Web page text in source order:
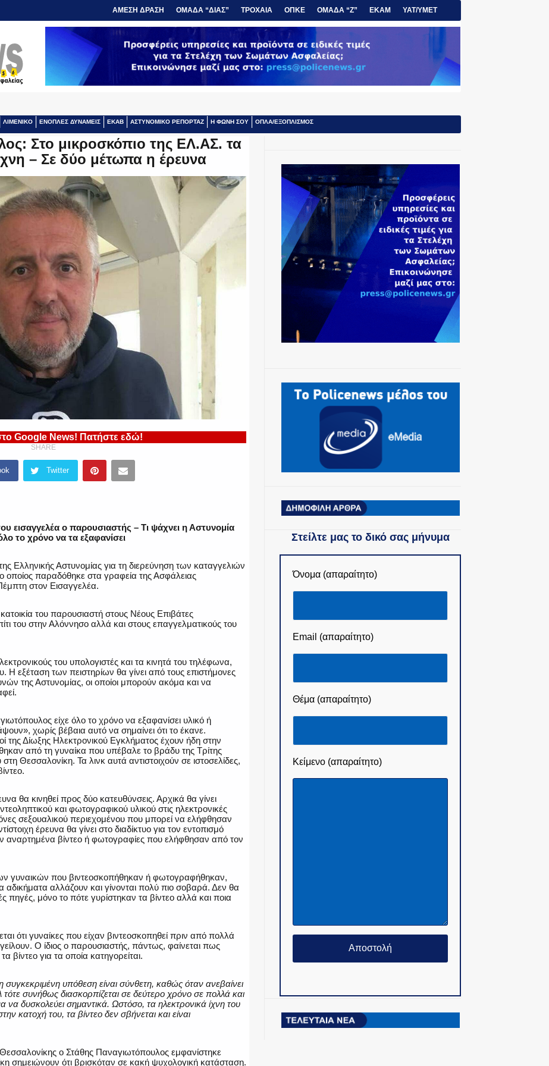
ΑΜΕΣΗ ΔΡΑΣΗ ΟΜΑΔΑ “ΔΙΑΣ” ΤΡΟΧΑΙΑ ΟΠΚΕ ΟΜΑΔΑ “Ζ” ΕΚΑΜ ΥΑΤ/ΥΜΕΤ
ΛΙΜΕΝΙΚΟ ΕΝΟΠΛΕΣ ΔΥΝΑΜΕΙΣ ΕΚΑΒ ΑΣΤΥΝΟΜΙΚΟ ΡΕΠΟΡΤΑΖ Η ΦΩΝΗ ΣΟΥ ΟΠΛΑ/ΕΞΟΠΛΙΣΜΟΣ
Στο μικροσκόπιο της ΕΛ.ΑΣ. τα
– Σε δύο μέτωπα η έρευνα
Google News! Πατήστε εδώ!
SHARE
Twitter
εισαγγελέα ο παρουσιαστής – Τι ψάχνει η Αστυνομία
το χρόνο να τα εξαφανίσει
Ελληνικής Αστυνομίας για τη διερεύνηση των καταγγελιών
παραδόθηκε στα γραφεία της Ασφάλειας
στον Εισαγγελέα.
του παρουσιαστή στους Νέους Επιβάτες
του στην Αλόννησο αλλά και στους επαγγελματικούς του
του υπολογιστές και τα κινητά του τηλέφωνα,
Η εξέταση των πειστηρίων θα γίνει από τους επιστήμονες
της Αστυνομίας, οι οποίοι μπορούν ακόμα και να
είχε όλο το χρόνο να εξαφανίσει υλικό ή
χωρίς βέβαια αυτό να σημαίνει ότι το έκανε.
της Δίωξης Ηλεκτρονικού Εγκλήματος έχουν ήδη στην
από τη γυναίκα που υπέβαλε το βράδυ της Τρίτης
Θεσσαλονίκη. Τα λινκ αυτά αντιστοιχούν σε ιστοσελίδες,
θα κινηθεί προς δύο κατευθύνσεις. Αρχικά θα γίνει
και φωτογραφικού υλικού στις ηλεκτρονικές
σεξουαλικού περιεχομένου που μπορεί να ελήφθησαν
έρευνα θα γίνει στο διαδίκτυο για τον εντοπισμό
αναρτημένα βίντεο ή φωτογραφίες που ελήφθησαν από τον
γυναικών που βιντεοσκοπήθηκαν ή φωτογραφήθηκαν,
αδικήματα αλλάζουν και γίνονται πολύ πιο σοβαρά. Δεν θα
πηγές, μόνο το πότε γυρίστηκαν τα βίντεο αλλά και ποια
ότι γυναίκες που είχαν βιντεοσκοπηθεί πριν από πολλά
Ο ίδιος ο παρουσιαστής, πάντως, φαίνεται πως
βίντεο για τα οποία κατηγορείται.
συγκεκριμένη υπόθεση είναι σύνθετη, καθώς όταν ανεβαίνει
συνήθως διασκορπίζεται σε δεύτερο χρόνο σε πολλά και
να δυσκολεύει σημαντικά. Ωστόσο, τα ηλεκτρονικά ίχνη του
κατοχή του, τα βίντεο δεν σβήνεται και είναι
ο Στάθης Παναγιωτόπουλος εμφανίστηκε
σημειώνουν ότι βρισκόταν σε κακή ψυχολογική κατάσταση.
Στείλτε μας το δικό σας μήνυμα
Όνομα (απαραίτητο)
Email (απαραίτητο)
Θέμα (απαραίτητο)
Κείμενο (απαραίτητο)